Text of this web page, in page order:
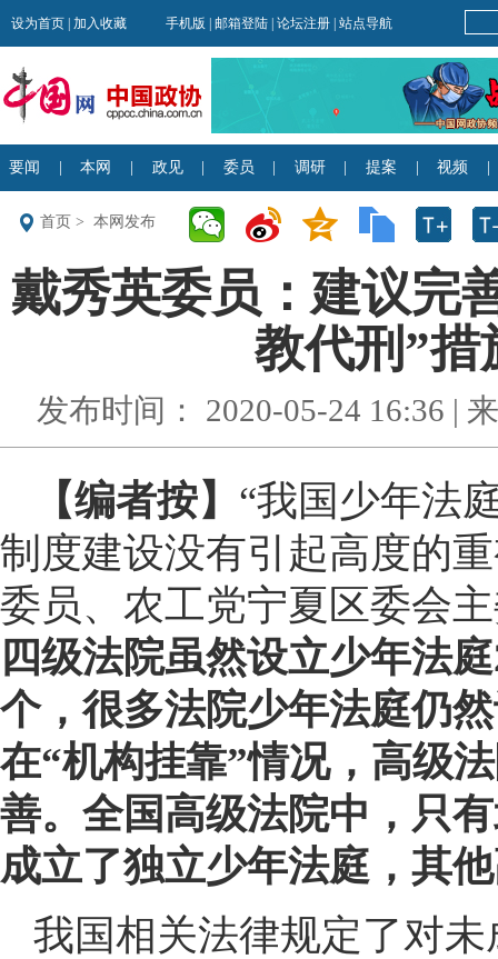
首页 > 本网发布
戴秀英委员：建议完
教代刑”措
发布时间： 2020-05-24 16:36 |
【编者按】 “我国少年法
制度建设没有引起高度的
委员、农工党宁夏区委会
四级法院虽然设立少年法
个，很多法院少年法庭仍
在“机构挂靠”情况，高级
善。全国高级法院中，只
成立了独立少年法庭，其
我国相关法律规定了对